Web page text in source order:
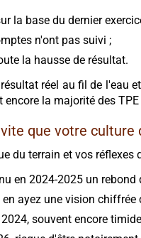
la base du dernier
n'ont pas suivi ;
la hausse de résultat.
réel au fil de
la majorité des TPE
que votre culture
du terrain et vos réflexes
en 2024-2025 un
ayez une vision chiffrée
souvent encore